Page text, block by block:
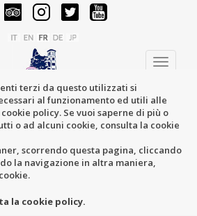
terzi da questo utilizzati si
al funzionamento ed utili alle
policy. Se vuoi saperne di più o
o ad alcuni cookie, consulta la cookie
scorrendo questa pagina, cliccando
la navigazione in altra maniera,
la cookie policy.
Toggle